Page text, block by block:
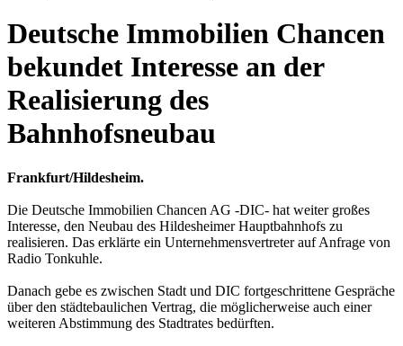
Deutsche Immobilien Chancen
bekundet Interesse an der
Realisierung des
Bahnhofsneubau
Frankfurt/Hildesheim.
Die Deutsche Immobilien Chancen AG -DIC- hat weiter großes
Interesse, den Neubau des Hildesheimer Hauptbahnhofs zu
realisieren. Das erklärte ein Unternehmensvertreter auf Anfrage von
Radio Tonkuhle.
Danach gebe es zwischen Stadt und DIC fortgeschrittene Gespräche
über den städtebaulichen Vertrag, die möglicherweise auch einer
weiteren Abstimmung des Stadtrates bedürften.